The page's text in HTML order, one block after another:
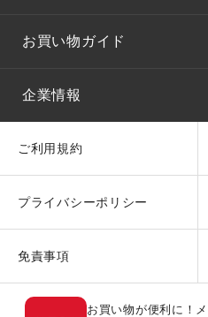
お買い物ガイド
企業情報
ご利用規約
プライバシーポリシー
免責事項
お買い物が便利に！